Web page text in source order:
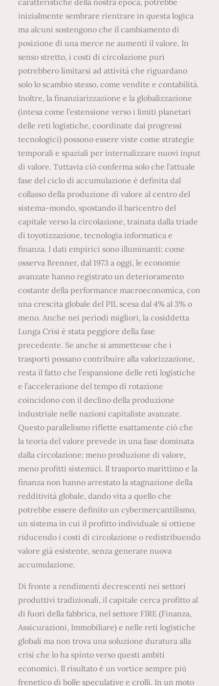
Di fronte a rendimenti decrescenti nei settori
produttivi tradizionali, il capitale cerca profitto al
di fuori della fabbrica, nel settore FIRE (Finanza,
Assicurazioni, Immobiliare) e nelle reti logistiche
globali ma non trova una soluzione duratura alla
crisi che lo ha spinto verso questi ambiti
economici. Il risultato è un vortice sempre più
frenetico di bolle speculative e crolli. In un moto